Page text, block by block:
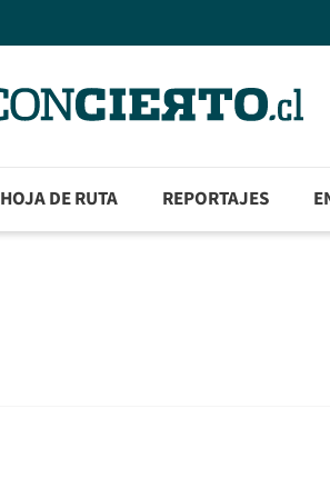
HOJA DE RUTA REPORTAJES